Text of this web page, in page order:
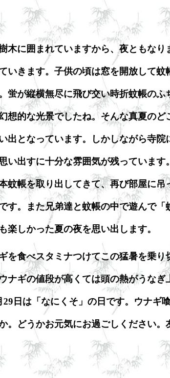
木に囲まれていますから、夜ともなり
いきます。子供の頃は窓を開放して蚊
蛍が縦横無尽に飛び交い時折蚊帳のふ
想的な光景でしたね。そんな真夏のど
出となっています。しかしながら寺院
い出すに十分な雰囲気が残っています
蚊帳を取り出してきて、再び部屋に吊
す。また兄弟達と蚊帳の中で遊んで「
楽しかった夏の夜を思い出します。
を食べスタミナつけてこの猛暑を乗り
ナギの値段が高くては頭の熱がうなぎ
日は「なにくそ」の日です。ウナギ
。どうかお元気にお過ごしください。